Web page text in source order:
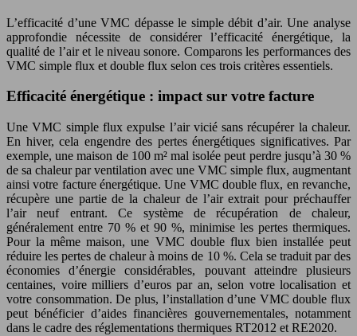
L’efficacité d’une VMC dépasse le simple débit d’air. Une analyse
approfondie nécessite de considérer l’efficacité énergétique, la
qualité de l’air et le niveau sonore. Comparons les performances des
VMC simple flux et double flux selon ces trois critères essentiels.
Efficacité énergétique : impact sur votre facture
Une VMC simple flux expulse l’air vicié sans récupérer la chaleur.
En hiver, cela engendre des pertes énergétiques significatives. Par
exemple, une maison de 100 m² mal isolée peut perdre jusqu’à 30 %
de sa chaleur par ventilation avec une VMC simple flux, augmentant
ainsi votre facture énergétique. Une VMC double flux, en revanche,
récupère une partie de la chaleur de l’air extrait pour préchauffer
l’air neuf entrant. Ce système de récupération de chaleur,
généralement entre 70 % et 90 %, minimise les pertes thermiques.
Pour la même maison, une VMC double flux bien installée peut
réduire les pertes de chaleur à moins de 10 %. Cela se traduit par des
économies d’énergie considérables, pouvant atteindre plusieurs
centaines, voire milliers d’euros par an, selon votre localisation et
votre consommation. De plus, l’installation d’une VMC double flux
peut bénéficier d’aides financières gouvernementales, notamment
dans le cadre des réglementations thermiques RT2012 et RE2020.